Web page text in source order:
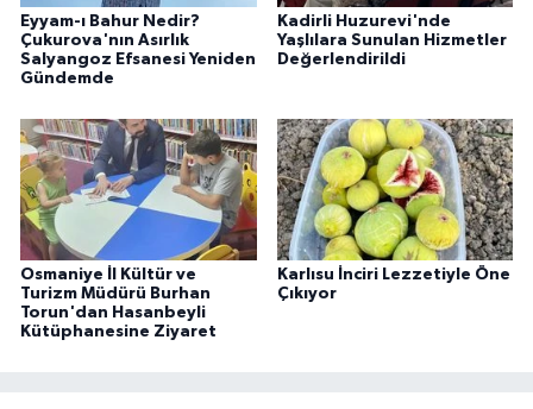
Eyyam-ı Bahur Nedir?
Çukurova'nın Asırlık
Salyangoz Efsanesi Yeniden
Gündemde
Kadirli Huzurevi'nde
Yaşlılara Sunulan Hizmetler
Değerlendirildi
Osmaniye İl Kültür ve
Turizm Müdürü Burhan
Torun'dan Hasanbeyli
Kütüphanesine Ziyaret
Karlısu İnciri Lezzetiyle Öne
Çıkıyor